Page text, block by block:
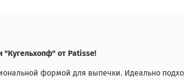
от Patisse!
формой для выпечки. Идеально